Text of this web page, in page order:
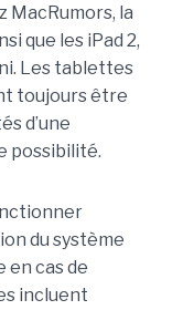
MacRumors, la
que les iPad 2,
Les tablettes
toujours être
d’une
possibilité.
du système
en cas de
incluent